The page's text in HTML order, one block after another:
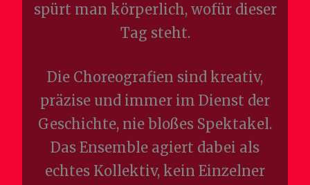
spürt man körperlich, wofür dieser
Tag steht.
Die Choreografien sind kreativ,
präzise und immer im Dienst der
Geschichte, nie bloßes Spektakel.
Das Ensemble agiert dabei als
echtes Kollektiv, kein Einzelner